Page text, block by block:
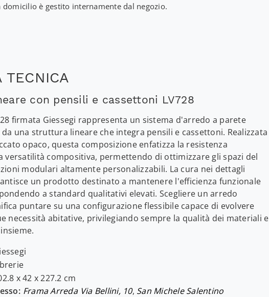
domicilio è gestito internamente dal negozio.
TECNICA
con pensili e cassettoni LV728
firmata Giessegi rappresenta un sistema d'arredo a parete
una struttura lineare che integra pensili e cassettoni. Realizzata
opaco, questa composizione enfatizza la resistenza
versatilità compositiva, permettendo di ottimizzare gli spazi del
modulari altamente personalizzabili. La cura nei dettagli
un prodotto destinato a mantenere l'efficienza funzionale
a standard qualitativi elevati. Scegliere un arredo
puntare su una configurazione flessibile capace di evolvere
necessità abitative, privilegiando sempre la qualità dei materiali e
x 42 x 227.2 cm
Frama Arreda Via Bellini, 10, San Michele Salentino